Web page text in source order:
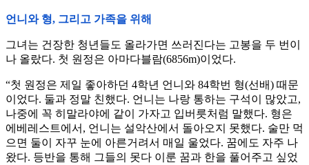
언니와 형, 그리고 가족을 위해
그녀는 건장한 청년들도 올라가면 쓰러진다는 고봉을 두 번이
나 올랐다. 첫 원정은 아마다블람(6856m)이었다.
“첫 원정은 제일 좋아하던 4학년 언니와 84학번 형(선배) 때문
이었다. 둘과 정말 친했다. 언니는 나랑 통하는 구석이 많았고,
나중에 꼭 히말라야에 같이 가자고 입버릇처럼 말했다. 형은
에베레스트에서, 언니는 설악산에서 돌아오지 못했다. 술만 먹
으면 둘이 자꾸 눈에 아른거려서 매일 울었다. 꿈에도 자주 나
왔다. 등반을 통해 그들의 못다 이룬 꿈과 한을 풀어주고 싶었